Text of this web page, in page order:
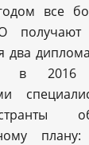
все
два
в 2016
плану: